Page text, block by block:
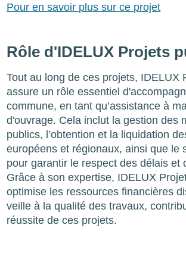
Pour en savoir plus sur ce projet
Rôle d'IDELUX Projets
Tout au long de ces projets, IDELUX
assure un rôle essentiel
commune, en tant qu’assistance à
d'ouvrage. Cela inclut la gestion des
publics, l’obtention et la liquidation
européens et régionaux, ainsi que le
pour garantir le respect des délais et
Grâce à son expertise, IDELUX
optimise les ressources financières
veille à la qualité des travaux,
réussite de ces projets.